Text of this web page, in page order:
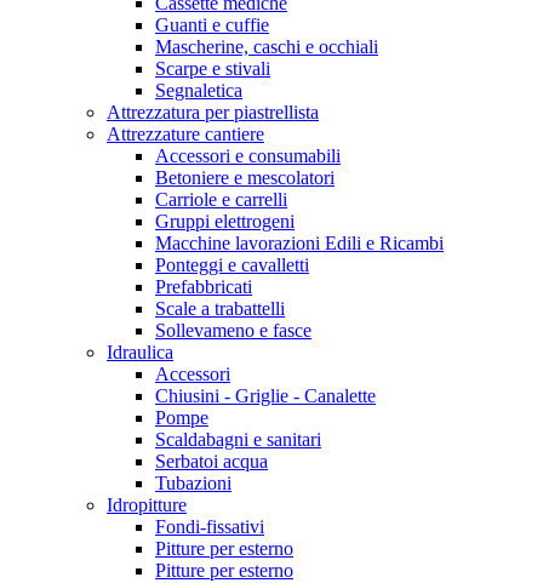
Guanti e cuffie
Mascherine, caschi e occhiali
Scarpe e stivali
Segnaletica
Attrezzatura per piastrellista
Attrezzature cantiere
Accessori e consumabili
Betoniere e mescolatori
Carriole e carrelli
Gruppi elettrogeni
Macchine lavorazioni Edili e Ricambi
Ponteggi e cavalletti
Prefabbricati
Scale a trabattelli
Sollevameno e fasce
Idraulica
Accessori
Chiusini - Griglie - Canalette
Pompe
Scaldabagni e sanitari
Serbatoi acqua
Tubazioni
Idropitture
Fondi-fissativi
Pitture per esterno
Pitture per esterno